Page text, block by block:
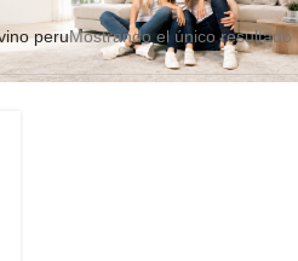
peruMostrando el único resultado